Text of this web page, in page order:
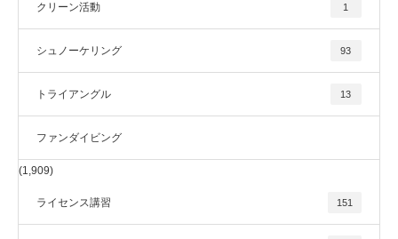
クリーン活動 1
シュノーケリング 93
トライアングル 13
ファンダイビング
(1,909)
ライセンス講習 151